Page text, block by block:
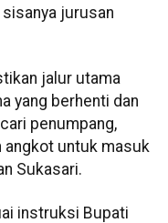
jurusan
jalur utama
yang berhenti dan
penumpang,
angkot untuk masuk
Sukasari.
instruksi Bupati